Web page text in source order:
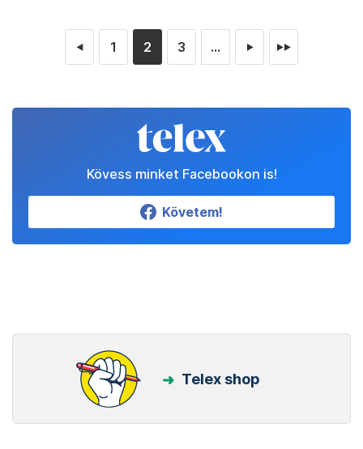
◄ 1 2 3 ... ► ►►
Kövess minket Facebookon is!
Követem!
Telex shop